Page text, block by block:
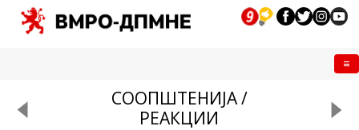
СООПШТЕНИЈА /
РЕАКЦИИ